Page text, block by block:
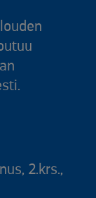
2.krs.,